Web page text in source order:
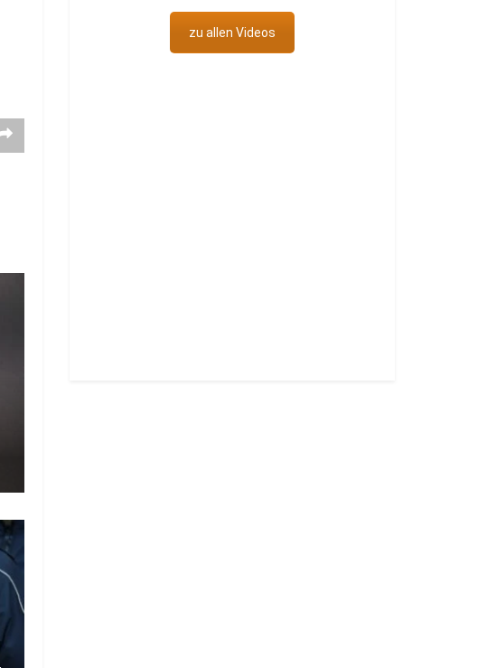
zu allen Videos